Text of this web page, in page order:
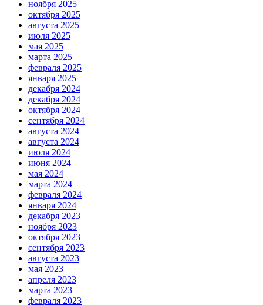
ноября 2025
октября 2025
августа 2025
июля 2025
мая 2025
марта 2025
февраля 2025
января 2025
декабря 2024
декабря 2024
октября 2024
сентября 2024
августа 2024
августа 2024
июля 2024
июня 2024
мая 2024
марта 2024
февраля 2024
января 2024
декабря 2023
ноября 2023
октября 2023
сентября 2023
августа 2023
мая 2023
апреля 2023
марта 2023
февраля 2023